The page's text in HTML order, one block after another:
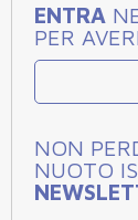
ENTRA
PER
NON
NUOTO